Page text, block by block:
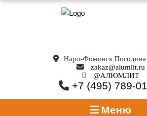
Наро-Фоминск Погодина
zakaz@alumlit.ru
@АЛЮМЛИТ
+7 (495) 789-
Меню